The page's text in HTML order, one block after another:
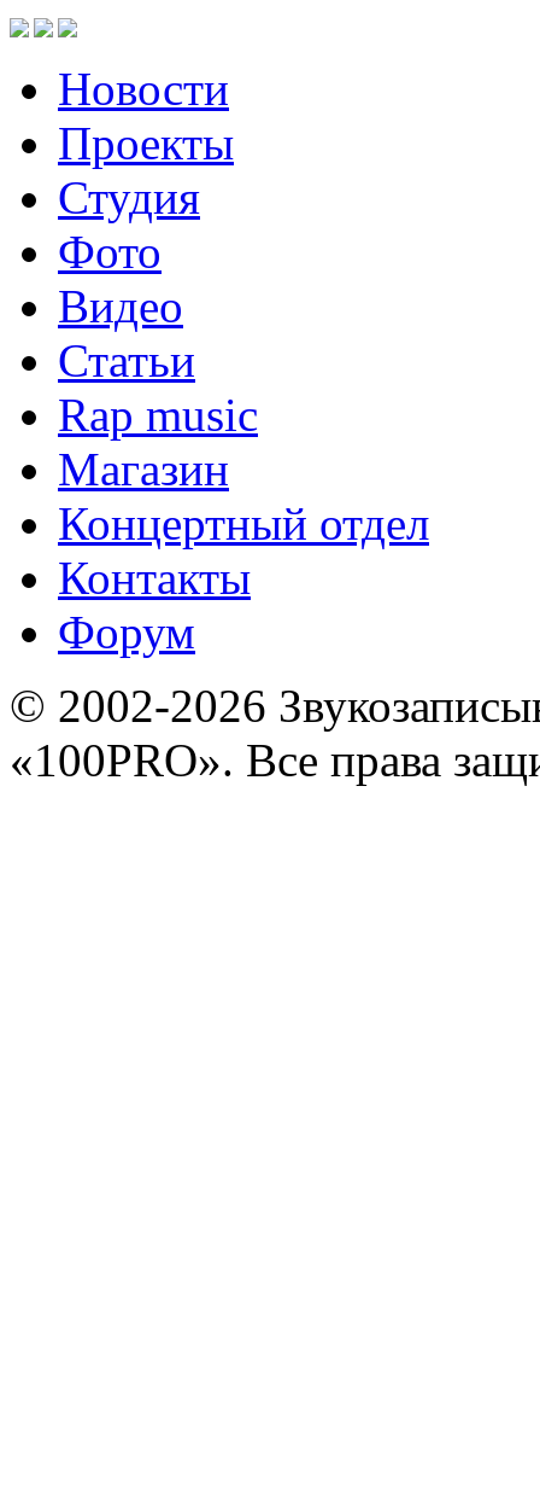
Новости
Проекты
Студия
Фото
Видео
Статьи
Rap music
Магазин
Концертный отдел
Контакты
Форум
© 2002-2026
«100PRO». Все права